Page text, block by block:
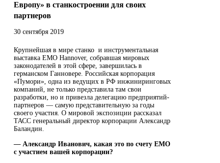
Европу» в станкостроении для своих
партнеров
30 сентября 2019
Крупнейшая в мире станко и инструментальная
выставка EMO Hannover, собравшая мировых
законодателей в этой сфере, завершилась в
германском Ганновере. Российская корпорация
«Пумори», одна из ведущих в РФ инжиниринговых
компаний, не только представила там свои
разработки, но и привезла делегацию предприятий-
партнеров — самую представительную за годы
своего участия. О мировой экспозиции рассказал
ТАСС генеральный директор корпорации Александр
Баландин.
― Александр Иванович, какая это по счету EMO
с участием вашей корпорации?